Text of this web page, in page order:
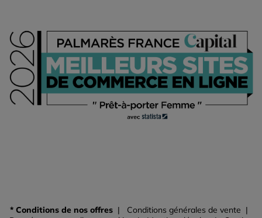
* Conditions de nos offres
Conditions générales de vente